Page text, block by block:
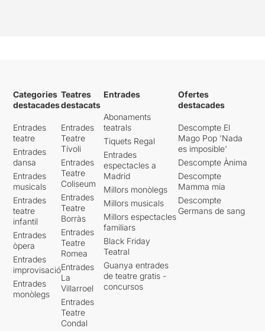
Categories
destacades
Entrades
teatre
Entrades
dansa
Entrades
musicals
Entrades
teatre
infantil
Entrades
òpera
Entrades
improvisació
Entrades
monòlegs
Teatres
destacats
Entrades
Teatre
Tívoli
Entrades
Teatre
Coliseum
Entrades
Teatre
Borràs
Entrades
Teatre
Romea
Entrades
La
Villarroel
Entrades
Teatre
Condal
Entrades
Abonaments
teatrals
Tiquets Regal
Entrades
espectacles a
Madrid
Millors monòlegs
Millors musicals
Millors espectacles
familiars
Black Friday
Teatral
Guanya entrades
de teatre gratis -
concursos
Ofertes
destacades
Descompte El
Mago Pop 'Nada
es imposible'
Descompte Ànima
Descompte
Mamma mia
Descompte
Germans de sang